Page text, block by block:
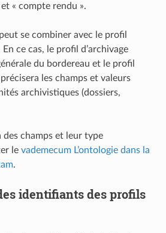
« compte rendu ».
se combiner avec le profil
ce cas, le profil d’archivage
du bordereau et le profil
les champs et valeurs
archivistiques (dossiers,
champs et leur type
le vademecum L’ontologie dans la
.
identifiants des profils